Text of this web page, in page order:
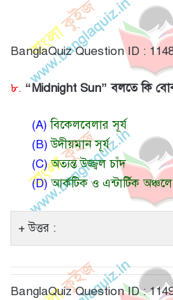
BanglaQuiz Question ID :
৮. “Midnight Sun” বলতে কি
(A)বিকেলবেলার সূর্য
(B)উদীয়মান সূর্য
(C)অত্যন্ত উজ্জ্বল চাঁদ
(D)আর্কটিক ও এন্টার্টিক
উত্তর :
BanglaQuiz Question ID :